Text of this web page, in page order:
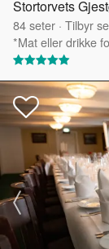
Stortorvets
84seter · Tilbyr
*Mat eller drikke